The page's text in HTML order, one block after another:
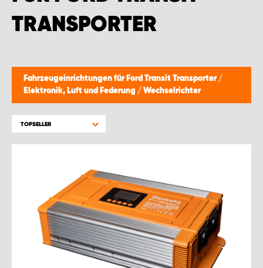
TRANSPORTER
Fahrzeugeinrichtungen für Ford Transit Transporter /
Elektronik, Luft und Federung / Wechselrichter
TOPSELLER
MONTAGEPARTNER WIEN 1230